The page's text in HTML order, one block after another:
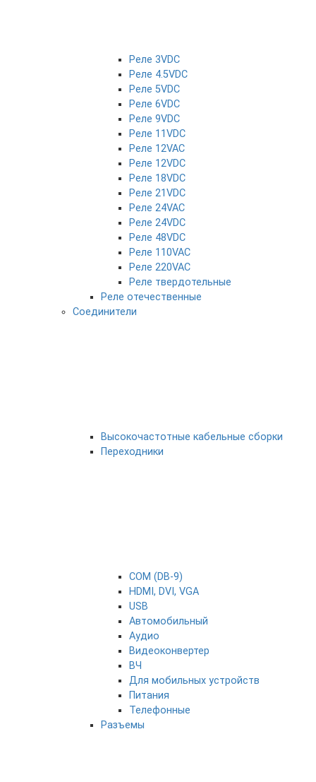
Реле 3VDC
Реле 4.5VDC
Реле 5VDC
Реле 6VDC
Реле 9VDC
Реле 11VDC
Реле 12VAC
Реле 12VDC
Реле 18VDC
Реле 21VDC
Реле 24VAC
Реле 24VDC
Реле 48VDC
Реле 110VAC
Реле 220VAC
Реле твердотельные
Реле отечественные
Соединители
Высокочастотные кабельные сборки
Переходники
COM (DB-9)
HDMI, DVI, VGA
USB
Автомобильный
Аудио
Видеоконвертер
ВЧ
Для мобильных устройств
Питания
Телефонные
Разъемы